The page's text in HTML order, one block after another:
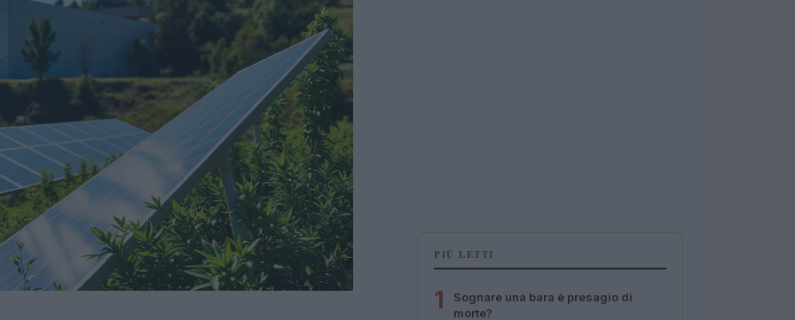
PIÙ LETTI
1
Sognare una bara è presagio di
morte?